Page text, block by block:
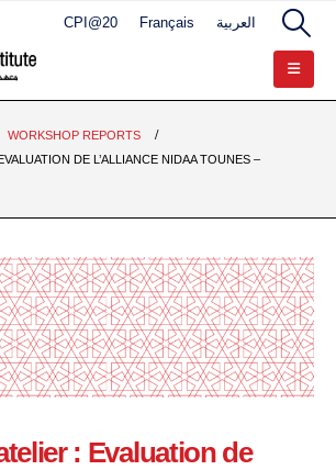
CPI@20 Français العربية
WORKSHOP REPORTS
DE L’ALLIANCE NIDAA TOUNES –
: Evaluation de